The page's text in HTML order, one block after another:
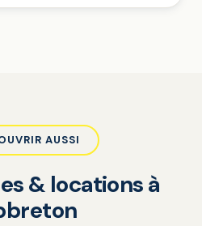
AUSSI
& locations à